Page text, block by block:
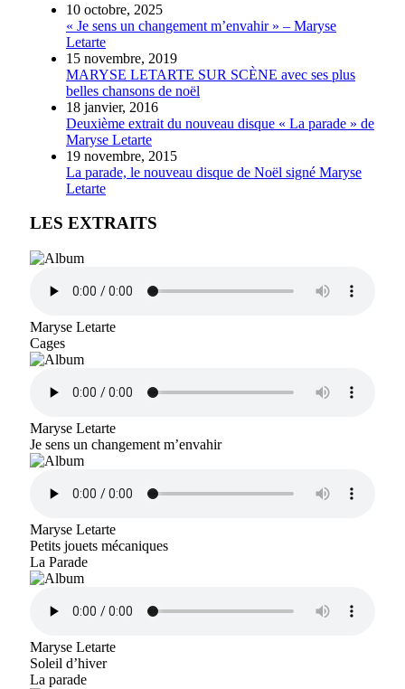
10 octobre, 2025
« Je sens un changement m’envahir » – Maryse
Letarte
15 novembre, 2019
MARYSE LETARTE SUR SCÈNE avec ses plus
belles chansons de noël
18 janvier, 2016
Deuxième extrait du nouveau disque « La parade » de
Maryse Letarte
19 novembre, 2015
La parade, le nouveau disque de Noël signé Maryse
Letarte
LES EXTRAITS
Maryse Letarte
Cages
Maryse Letarte
Je sens un changement m’envahir
Maryse Letarte
Petits jouets mécaniques
La Parade
Maryse Letarte
Soleil d’hiver
La parade